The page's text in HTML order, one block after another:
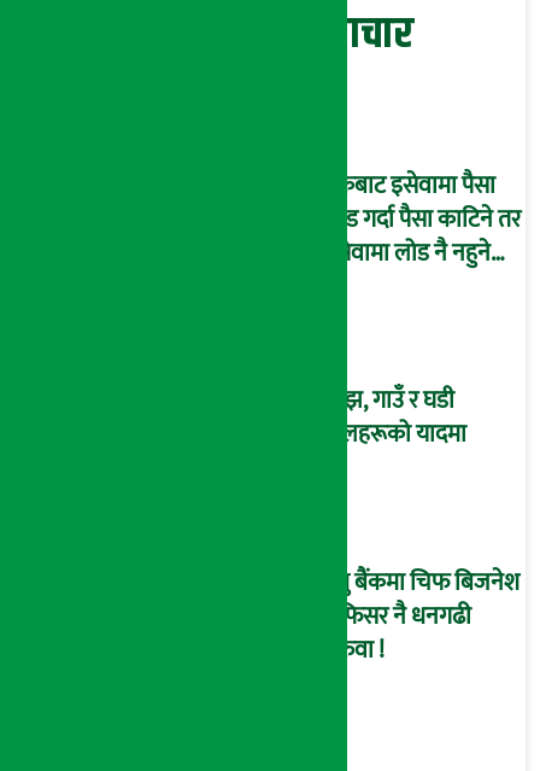
सम्बन्धित समाचार
बैंकबाट इसेवामा पैसा
लोड गर्दा पैसा काटिने तर
इसेवामा लोड नै नहुने
साँझ, गाउँ र घडी
फूलहरूको यादमा
प्रभु बैंकमा चिफ बिजनेश
अफिसर नै धनगढी
सरुवा !